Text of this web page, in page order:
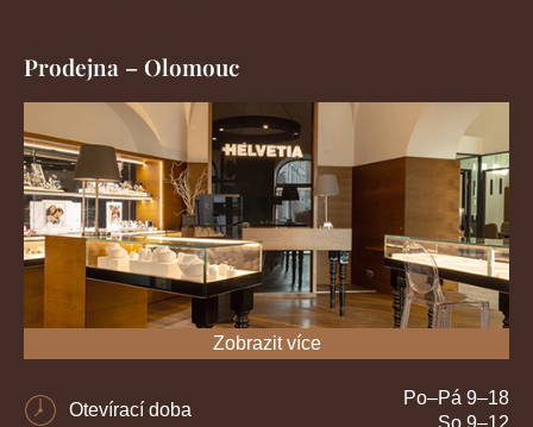
Prodejna – Olomouc
Zobrazit více
Otevírací doba
Po–Pá 9–18
So 9–12